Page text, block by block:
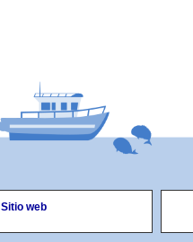
Sitio web